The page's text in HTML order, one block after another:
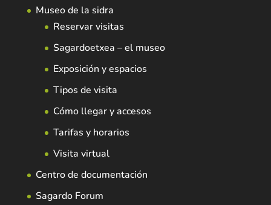
Museo de la sidra
Reservar visitas
Sagardoetxea – el museo
Exposición y espacios
Tipos de visita
Cómo llegar y accesos
Tarifas y horarios
Visita virtual
Centro de documentación
Sagardo Forum